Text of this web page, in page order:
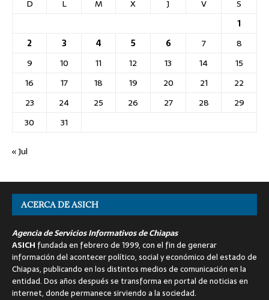
D
L M X J V
S
1
2
3 4 5 6 7
8
9
10 11 12 13 14
15
16
17 18 19 20 21
22
23
24 25 26 27 28
29
30
31
« Jul
ACERCA DE ASICH
Agencia de Servicios Informativos de Chiapas
ASICH fundada en febrero de 1999, con el fin de generar
información del acontecer político, social y económico del estado de
Chiapas, publicando en los distintos medios de comunicación en la
entidad. Dos años después se transforma en portal de noticias en
internet, donde permanece sirviendo a la sociedad.